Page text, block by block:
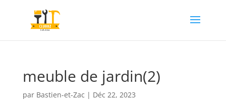
meuble de jardin(2)
par Bastien-et-Zac | Déc 22, 2023